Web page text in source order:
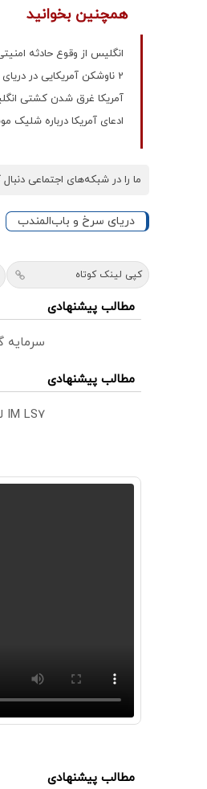
همچنین بخوانید
انگلیس از وقوع حادثه
2 ناوشکن آمریکایی در دریای سرخ هدف قرار گرفت
آمریکا غرق شدن کشتی
ادعای آمریکا درباره
ما را در شبکه‌های اجتماعی دنبال
دریای سرخ و باب‌المندب
کپی لینک کوتاه
مطالب پیشنهادی
سرمایه
مطالب پیشنهادی
IM LS7 لوکس ترین شاسی بلند برقی ایران
مطالب پیشنهادی